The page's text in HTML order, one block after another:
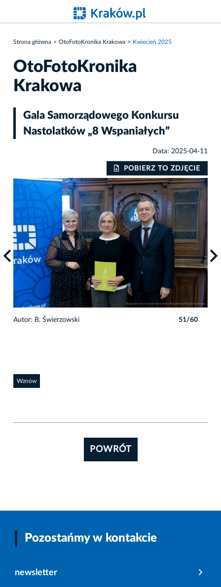
Strona główna OtoFotoKronika Krakowa Kwiecień 2025
OtoFotoKronika
Krakowa
Gala Samorządowego Konkursu
Nastolatków „8 Wspaniałych”
Data: 2025-04-11
POBIERZ TO ZDJĘCIE
Autor: B. Świerzowski 51/60
Wznów
POWRÓT
Pozostańmy w kontakcie
newsletter